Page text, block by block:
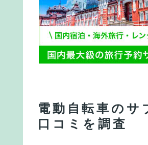
電動自転車の
口コミを調査